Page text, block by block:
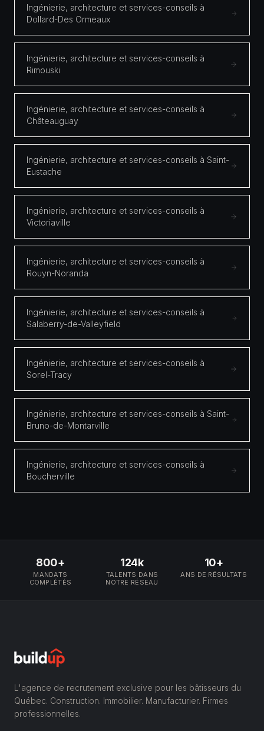
Ingénierie, architecture et services-conseils à
Dollard-Des Ormeaux
Ingénierie, architecture et services-conseils à
Rimouski
Ingénierie, architecture et services-conseils à
Châteauguay
Ingénierie, architecture et services-conseils à Saint-
Eustache
Ingénierie, architecture et services-conseils à
Victoriaville
Ingénierie, architecture et services-conseils à
Rouyn-Noranda
Ingénierie, architecture et services-conseils à
Salaberry-de-Valleyfield
Ingénierie, architecture et services-conseils à
Sorel-Tracy
Ingénierie, architecture et services-conseils à Saint-
Bruno-de-Montarville
Ingénierie, architecture et services-conseils à
Boucherville
800+
MANDATS
COMPLÉTÉS
124k
TALENTS DANS
NOTRE RÉSEAU
10+
ANS DE RÉSULTATS
L'agence de recrutement exclusive pour les bâtisseurs du
Québec. Construction. Immobilier. Manufacturier. Firmes
professionnelles.